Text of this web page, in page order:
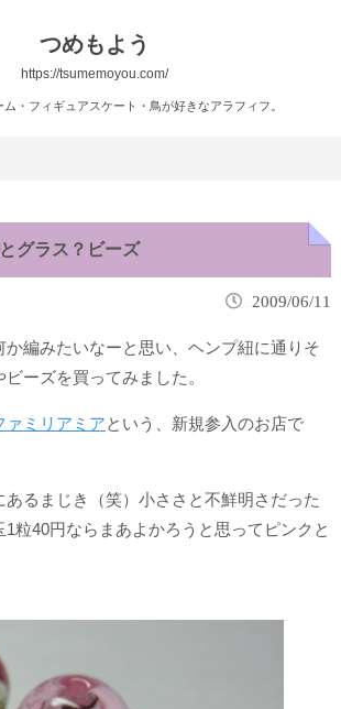
つめもよう
https://tsumemoyou.com/
・フィギュアスケート・鳥が好きなアラフィフ。
グラス？ビーズ
2009/06/11
編みたいなーと思い、ヘンプ紐に通りそ
ーズを買ってみました。
ァミリアミアという、新規参入のお店で
あるまじき（笑）小ささと不鮮明さだった
粒40円ならまあよかろうと思ってピンクと